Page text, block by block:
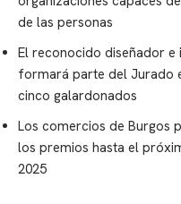
de las personas
El reconocido diseñador e
formará parte del Jurado
cinco galardonados
Los comercios de Burgos
los premios hasta el
2025